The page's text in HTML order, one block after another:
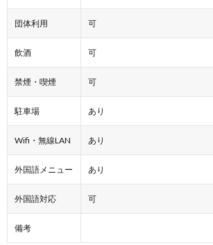
団体利用 可
飲酒 可
禁煙・喫煙 可
駐車場 あり
Wifi・無線LAN あり
外国語メニュー あり
外国語対応 可
備考